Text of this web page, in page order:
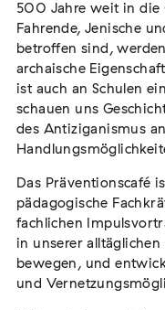
Der Weg der
02. August 2026 -
Flucht –
Vernichtung
Extern
07. August 2026
500 Jahre weit in die
Fahrende, Jenische
betroffen sind,
archaische
ist auch an Schulen
schauen uns
des Antiziganismus
Das Präventionscafé
pädagogische
fachlichen
in unserer
bewegen, und
und